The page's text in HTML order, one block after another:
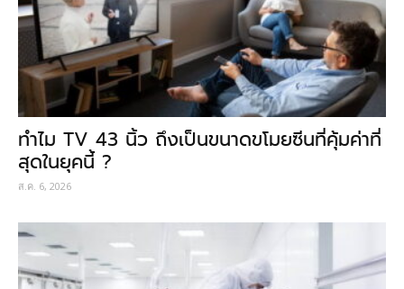
ทำไม TV 43 นิ้ว ถึงเป็นขนาดขโมยซีนที่คุ้มค่าที่
สุดในยุคนี้ ?
ส.ค. 6, 2026